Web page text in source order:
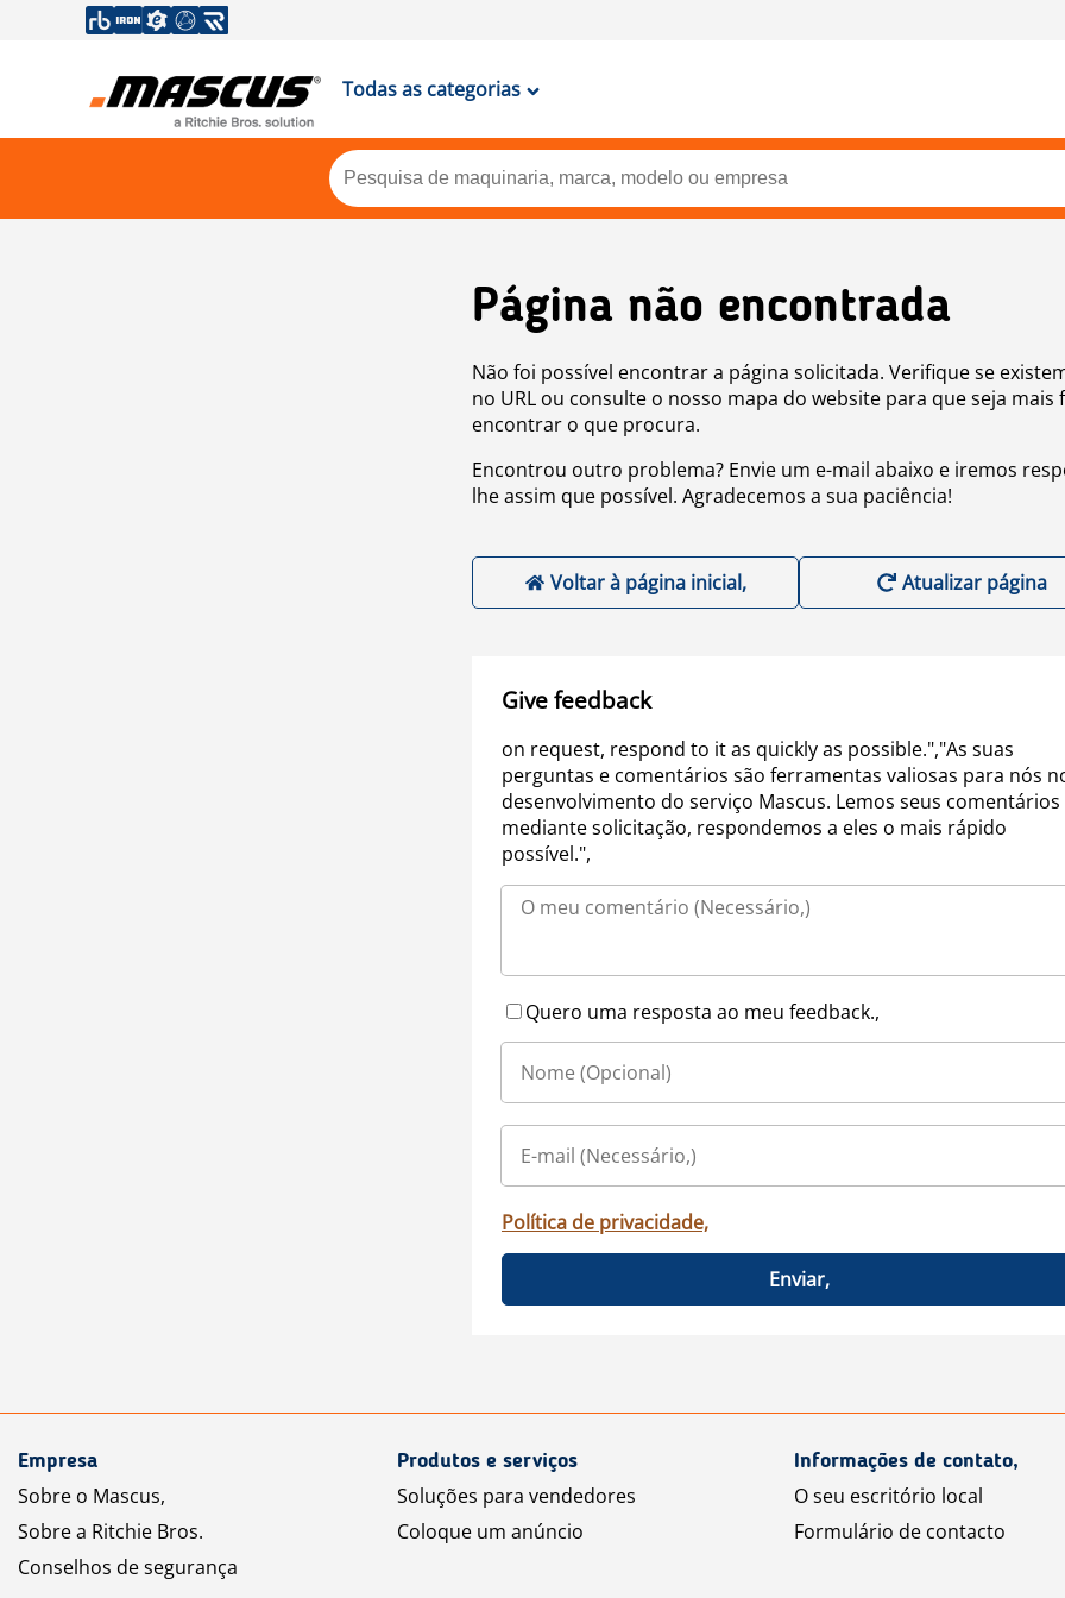
Todas as categorias
Página não encontrada
Não foi possível encontrar a página solicitada. Verifique se
no URL ou consulte o nosso mapa do website para que seja mais
encontrar o que procura.
Encontrou outro problema? Envie um e-mail abaixo e iremos
lhe assim que possível. Agradecemos a sua paciência!
Voltar à página inicial, Atualizar página
Give feedback
on request, respond to it as quickly as possible.","As suas
perguntas e comentários são ferramentas valiosas para nós
desenvolvimento do serviço Mascus. Lemos seus comentários
mediante solicitação, respondemos a eles o mais rápido
possível.",
Quero uma resposta ao meu feedback.,
Política de privacidade,
Enviar,
Empresa
Sobre o Mascus,
Sobre a Ritchie Bros.
Conselhos de segurança
Produtos e serviços
Soluções para vendedores
Coloque um anúncio
Informações de contato,
O seu escritório local
Formulário de contacto